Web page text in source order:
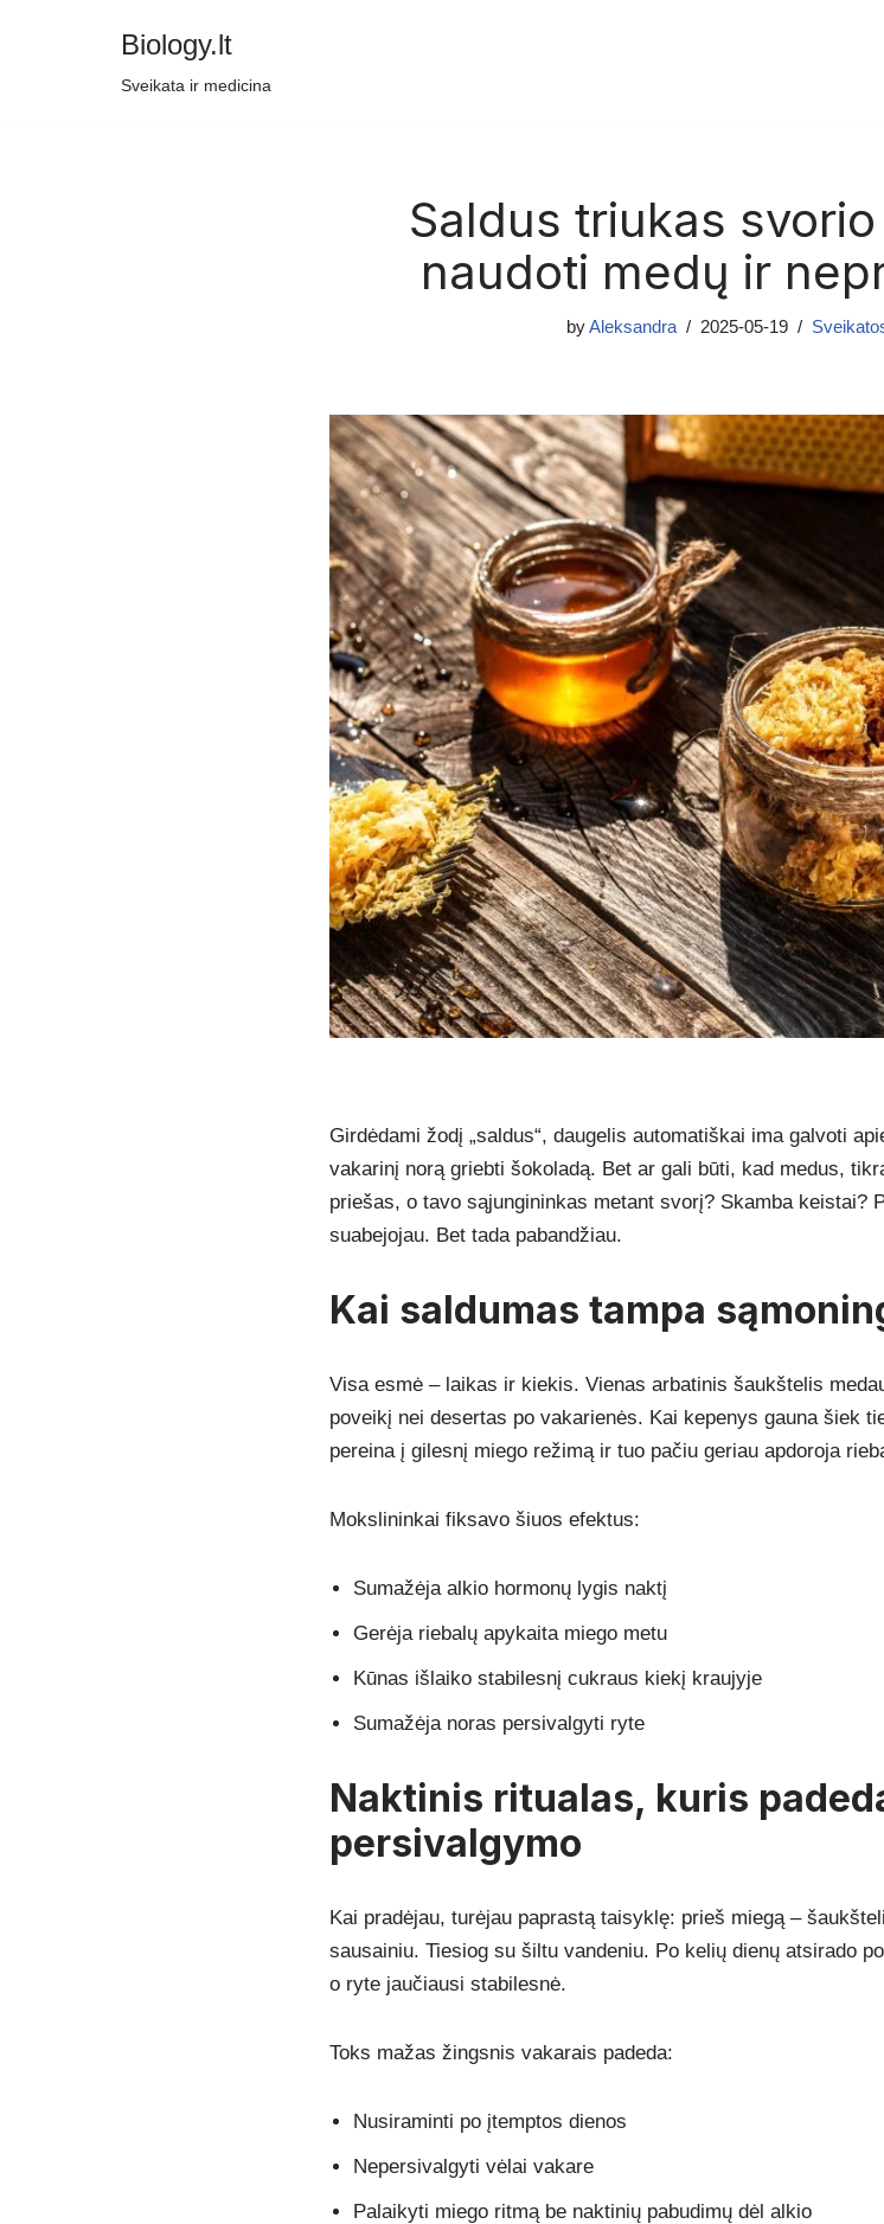
Biology.lt
Sveikata ir medicina
Saldus triukas
naudoti medų ir
byAleksandra 2025-05-19
Girdėdami žodį „saldus“, daugelis automatiškai ima galvoti
vakarinį norą griebti šokoladą. Bet ar gali būti, kad medus,
priešas, o tavo sąjungininkas metant svorį? Skamba keistai?
suabejojau. Bet tada pabandžiau.
Kai saldumas tampa
Visa esmė – laikas ir kiekis. Vienas arbatinis šaukštelis
poveikį nei desertas po vakarienės. Kai kepenys gauna šiek
pereina į gilesnį miego režimą ir tuo pačiu geriau apdoroja
Mokslininkai fiksavo šiuos efektus:
Sumažėja alkio hormonų lygis naktį
Gerėja riebalų apykaita miego metu
Kūnas išlaiko stabilesnį cukraus kiekį kraujyje
Sumažėja noras persivalgyti ryte
Naktinis ritualas, kuris
persivalgymo
Kai pradėjau, turėjau paprastą taisyklę: prieš miegą –
sausainiu. Tiesiog su šiltu vandeniu. Po kelių dienų atsirado
o ryte jaučiausi stabilesnė.
Toks mažas žingsnis vakarais padeda:
Nusiraminti po įtemptos dienos
Nepersivalgyti vėlai vakare
Palaikyti miego ritmą be naktinių pabudimų dėl alkio